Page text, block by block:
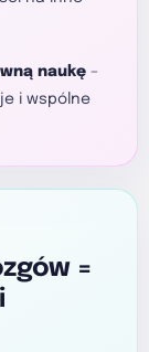
naukę –
i wspólne
=